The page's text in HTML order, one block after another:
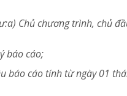
a) Chủ chương trình, chủ
báo cáo;
báo cáo tính từ ngày 01